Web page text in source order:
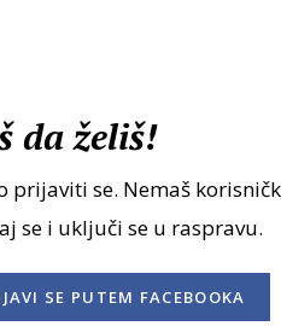
da želiš!
se. Nemaš
se i uključi se u raspravu.
SE PUTEM FACEBOOKA